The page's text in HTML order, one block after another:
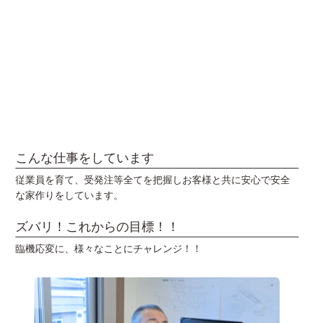
こんな仕事をしています
従業員を育て、受発注等全てを把握しお客様と共に安心で安全
な家作りをしています。
ズバリ！これからの目標！！
臨機応変に、様々なことにチャレンジ！！